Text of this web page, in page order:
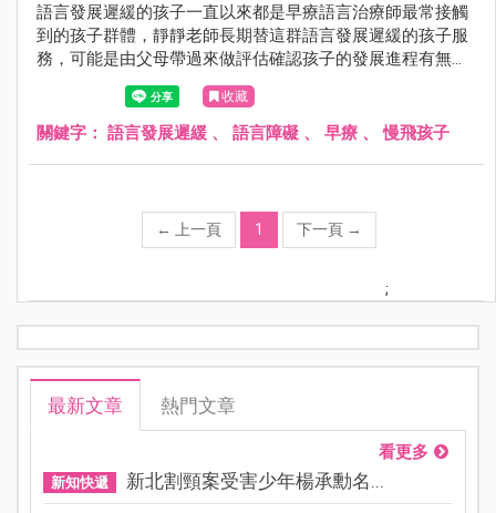
語言發展遲緩的孩子一直以來都是早療語言治療師最常接觸
到的孩子群體，靜靜老師長期替這群語言發展遲緩的孩子服
務，可能是由父母帶過來做評估確認孩子的發展進程有無異
常，或者是帶著大醫院的評估報告過來，希望能夠排到語言
療育課程進行治療提升語言能力。
收藏
關鍵字： 語言發展遲緩 、 語言障礙 、 早療 、慢飛孩子
← 上一頁 1 下一頁 →
;
最新文章 熱門文章
看更多
新知快遞 新北割頸案受害少年楊承勳名...